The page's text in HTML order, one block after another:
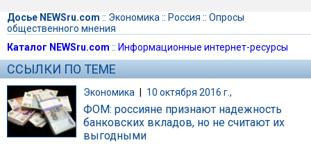
Досье NEWSru.com :: Экономика :: Россия :: Опросы
общественного мнения
Каталог NEWSru.com :: Информационные интернет-ресурсы
ССЫЛКИ ПО ТЕМЕ
Экономика | 10 октября 2016 г.,
ФОМ: россияне признают надежность
банковских вкладов, но не считают их
выгодными